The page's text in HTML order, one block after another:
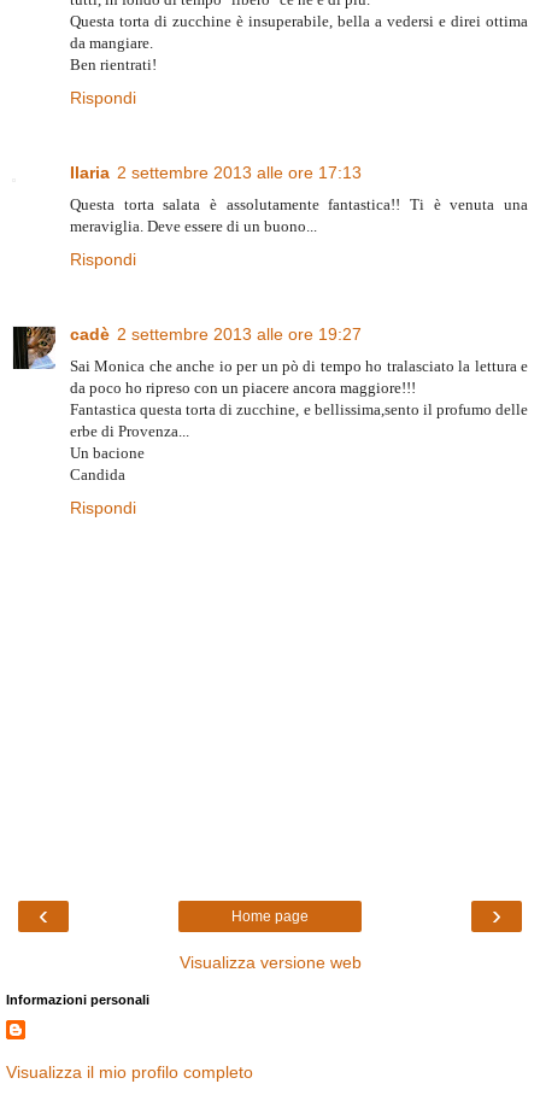
Questa torta di zucchine è insuperabile, bella a vedersi e direi ottima
da mangiare.
Ben rientrati!
Rispondi
Ilaria 2 settembre 2013 alle ore 17:13
Questa torta salata è assolutamente fantastica!! Ti è venuta una
meraviglia. Deve essere di un buono...
Rispondi
cadè 2 settembre 2013 alle ore 19:27
Sai Monica che anche io per un pò di tempo ho tralasciato la lettura e
da poco ho ripreso con un piacere ancora maggiore!!!
Fantastica questa torta di zucchine, e bellissima,sento il profumo delle
erbe di Provenza...
Un bacione
Candida
Rispondi
‹ ›
Home page
Visualizza versione web
Informazioni personali
Visualizza il mio profilo completo